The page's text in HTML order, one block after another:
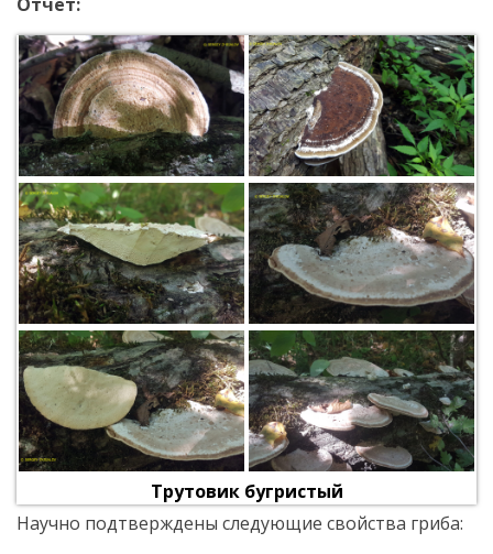
Трутовик бугристый
Научно подтверждены следующие свойства гриба: